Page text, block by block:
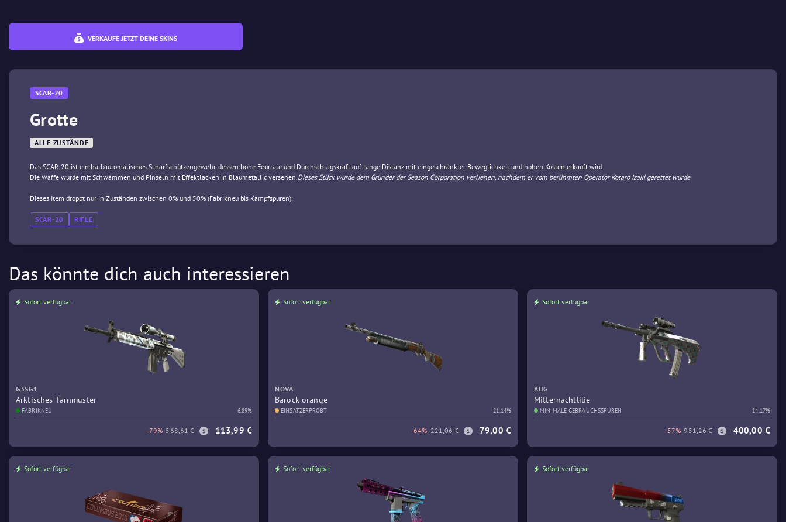
VERKAUFE JETZT DEINE SKINS
SCAR-20
Grotte
ALLE ZUSTÄNDE
Das SCAR-20 ist ein halbautomatisches Scharfschützengewehr, dessen hohe Feurrate und Durchschlagskraft auf lange Distanz mit eingeschränkter Beweglichkeit und hohen Kosten erkauft wird.
Die Waffe wurde mit Schwämmen und Pinseln mit Effektlacken in Blaumetallic versehen.Dieses Stück wurde dem Gründer der Season Corporation verliehen, nachdem er vom berühmten Operator Kotaro Izaki gerettet wurde
Dieses Item droppt nur in Zuständen zwischen 0% und 50% (Fabrikneu bis Kampfspuren).
SCAR-20 RIFLE
Das könnte dich auch interessieren
Sofort verfügbar
G3SG1
Arktisches Tarnmuster
FABRIKNEU 6.89%
-79% 568,61 € 113,99 €
Sofort verfügbar
NOVA
Barock-orange
EINSATZERPROBT 21.14%
-64% 221,06 € 79,00 €
Sofort verfügbar
AUG
Mitternachtlilie
MINIMALE GEBRAUCHSSPUREN 14.17%
-57% 951,26 € 400,00 €
Sofort verfügbar Sofort verfügbar Sofort verfügbar